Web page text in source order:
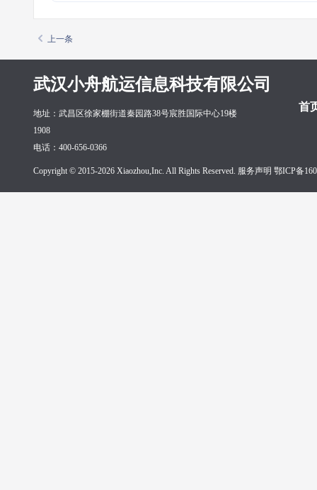
上一条
武汉小舟航运信息科技有限公司
首
地址：武昌区徐家棚街道秦园路38号宸胜国际中心19楼
1908
电话：400-656-0366
Copyright © 2015-2026 Xiaozhou,Inc. All Rights Reserved. 服务声明 鄂ICP备